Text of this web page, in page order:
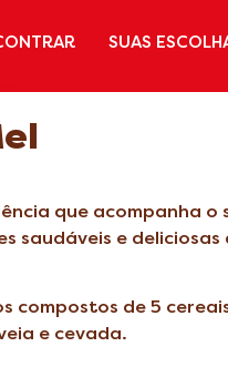
SUAS
que acompanha o
saudáveis e
compostos de 5
e cevada.